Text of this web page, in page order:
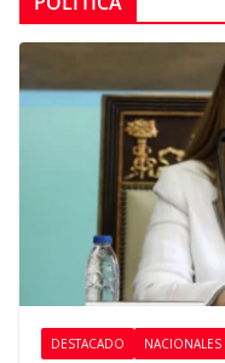
DESTACADO NACIONALES